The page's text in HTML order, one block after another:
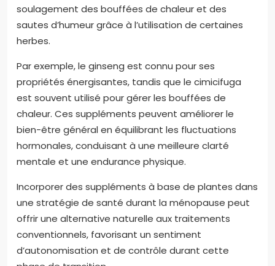
soulagement des bouffées de chaleur et des
sautes d’humeur grâce à l’utilisation de certaines
herbes.
Par exemple, le ginseng est connu pour ses
propriétés énergisantes, tandis que le cimicifuga
est souvent utilisé pour gérer les bouffées de
chaleur. Ces suppléments peuvent améliorer le
bien-être général en équilibrant les fluctuations
hormonales, conduisant à une meilleure clarté
mentale et une endurance physique.
Incorporer des suppléments à base de plantes dans
une stratégie de santé durant la ménopause peut
offrir une alternative naturelle aux traitements
conventionnels, favorisant un sentiment
d’autonomisation et de contrôle durant cette